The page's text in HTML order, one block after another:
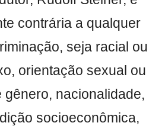
contrária a qualquer
seja racial ou
orientação sexual ou
gênero, nacionalidade,
socioeconômica,